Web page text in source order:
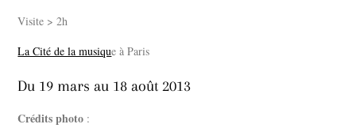
Visite > 2h
La Cité de la musique à Paris
Du 19 mars au 18 août 2013
Crédits photo :